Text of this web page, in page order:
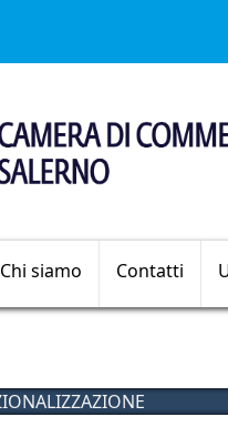
Chi siamo Contatti